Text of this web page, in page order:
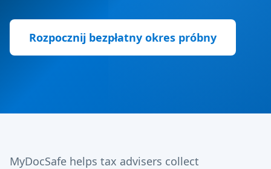
Rozpocznij bezpłatny okres próbny
MyDocSafe helps tax advisers collect